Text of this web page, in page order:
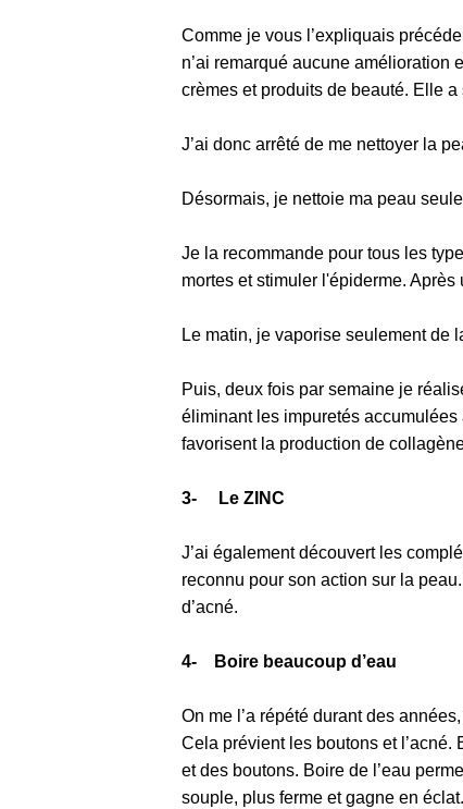
Comme je vous l’expliquais
n’ai remarqué aucune amélioration
crèmes et produits de beauté. Elle
J’ai donc arrêté de me nettoyer la
Désormais, je nettoie ma peau
Je la recommande pour tous les
mortes et stimuler l'épiderme.
Le matin, je vaporise seulement de
Puis, deux fois par semaine je
éliminant les impuretés
favorisent la production de
3- Le ZINC
J’ai également découvert les
reconnu pour son action sur la
d’acné.
4- Boire beaucoup d’eau
On me l’a répété durant des
Cela prévient les boutons et l’acné.
et des boutons. Boire de l’eau
souple, plus ferme et gagne en éclat.